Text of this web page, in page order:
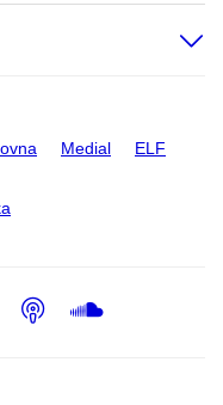
Medial ELF
Podcast